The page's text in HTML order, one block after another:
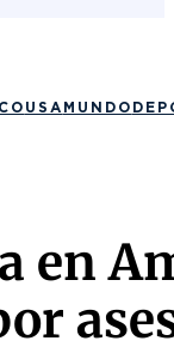
USA MUNDO
en